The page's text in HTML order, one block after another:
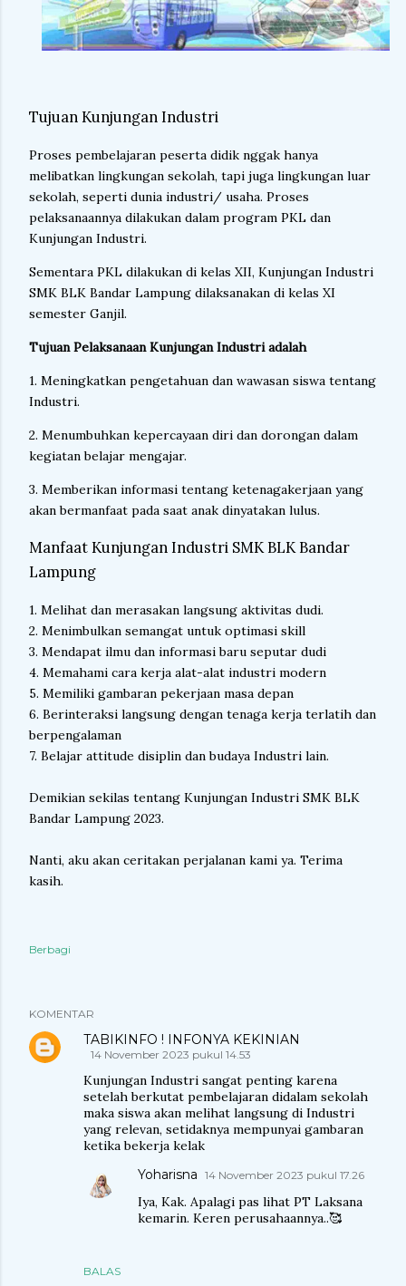
Tujuan Kunjungan Industri
Proses pembelajaran peserta didik nggak hanya
melibatkan lingkungan sekolah, tapi juga lingkungan luar
sekolah, seperti dunia industri/ usaha. Proses
pelaksanaannya dilakukan dalam program PKL dan
Kunjungan Industri.
Sementara PKL dilakukan di kelas XII, Kunjungan Industri
SMK BLK Bandar Lampung dilaksanakan di kelas XI
semester Ganjil.
Tujuan Pelaksanaan Kunjungan Industri adalah
1. Meningkatkan pengetahuan dan wawasan siswa tentang
Industri.
2. Menumbuhkan kepercayaan diri dan dorongan dalam
kegiatan belajar mengajar.
3. Memberikan informasi tentang ketenagakerjaan yang
akan bermanfaat pada saat anak dinyatakan lulus.
Manfaat Kunjungan Industri SMK BLK Bandar
Lampung
1. Melihat dan merasakan langsung aktivitas dudi.
2. Menimbulkan semangat untuk optimasi skill
3. Mendapat ilmu dan informasi baru seputar dudi
4. Memahami cara kerja alat-alat industri modern
5. Memiliki gambaran pekerjaan masa depan
6. Berinteraksi langsung dengan tenaga kerja terlatih dan
berpengalaman
7. Belajar attitude disiplin dan budaya Industri lain.
Demikian sekilas tentang Kunjungan Industri SMK BLK
Bandar Lampung 2023.
Nanti, aku akan ceritakan perjalanan kami ya. Terima
kasih.
Berbagi
KOMENTAR
TABIKINFO ! INFONYA KEKINIAN
14 November 2023 pukul 14.53
Kunjungan Industri sangat penting karena
setelah berkutat pembelajaran didalam sekolah
maka siswa akan melihat langsung di Industri
yang relevan, setidaknya mempunyai gambaran
ketika bekerja kelak
BALAS
Yoharisna 14 November 2023 pukul 17.26
Iya, Kak. Apalagi pas lihat PT Laksana
kemarin. Keren perusahaannya..🥰